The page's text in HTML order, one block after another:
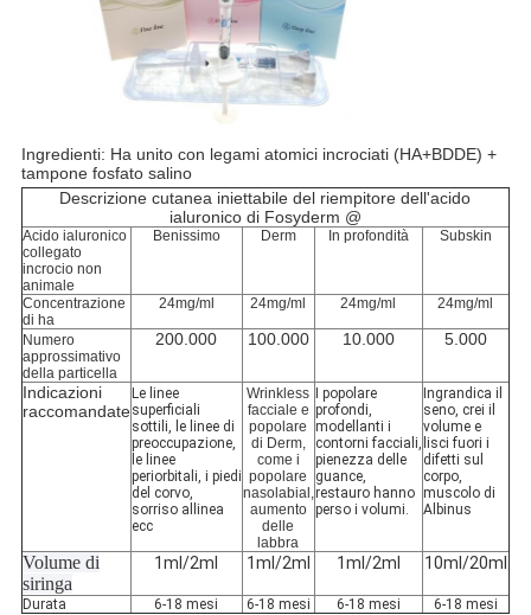
Ingredienti: Ha unito con legami atomici incrociati (HA+BDDE) +
tampone fosfato salino
Descrizione cutanea iniettabile del riempitore dell'acido
ialuronico di Fosyderm @
Acido ialuronico
collegato
incrocio non
animale
Benissimo Derm In profondità Subskin
Concentrazione
di ha
24mg/ml 24mg/ml 24mg/ml 24mg/ml
Numero
approssimativo
della particella
200.000 100.000 10.000 5.000
Indicazioni
raccomandate
Le linee
superficiali
sottili, le linee di
preoccupazione,
le linee
periorbitali, i piedi
del corvo,
sorriso allinea
ecc
Wrinkless
facciale e
popolare
di Derm,
come i
popolare
nasolabial,
aumento
delle
labbra
I popolare
profondi,
modellanti i
contorni facciali,
pienezza delle
guance,
restauro hanno
perso i volumi.
Ingrandica il
seno, crei il
volume e
lisci fuori i
difetti sul
corpo,
muscolo di
Albinus
Volume di
siringa
1ml/2ml 1ml/2ml 1ml/2ml 10ml/20ml
Durata 6-18 mesi 6-18 mesi 6-18 mesi 6-18 mesi